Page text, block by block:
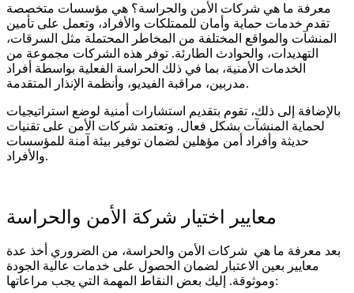
معرفة ما هي شركات الأمن والحراسة؟ هي مؤسسات متخصصة
تقدم خدمات حماية وأمان للممتلكات والأفراد، وتعمل على تأمين
المنشآت والمواقع المختلفة من المخاطر المحتملة مثل السرقات،
التهديدات، والحوادث الطارئة. توفر هذه الشركات مجموعة من
الخدمات الأمنية، بما في ذلك الحراسة الفعلية بواسطة أفراد
مدربين، مراقبة الفيديو، وأنظمة الإنذار المتقدمة.
بالإضافة إلى ذلك، تقوم بتقديم استشارات أمنية لوضع استراتيجيات
لحماية المنشآت بشكل فعال. وتعتمد شركات الأمن على تقنيات
حديثة وأفراد أمن مؤهلين لضمان توفير بيئة آمنة للمؤسسات
والأفراد.
معايير اختيار شركة الأمن والحراسة
بعد معرفة ما هي شركات الأمن والحراسة، من الضروري أخذ عدة
معايير بعين الاعتبار لضمان الحصول على خدمات عالية الجودة
وموثوقة. إليك بعض النقاط المهمة التي يجب مراعاتها: